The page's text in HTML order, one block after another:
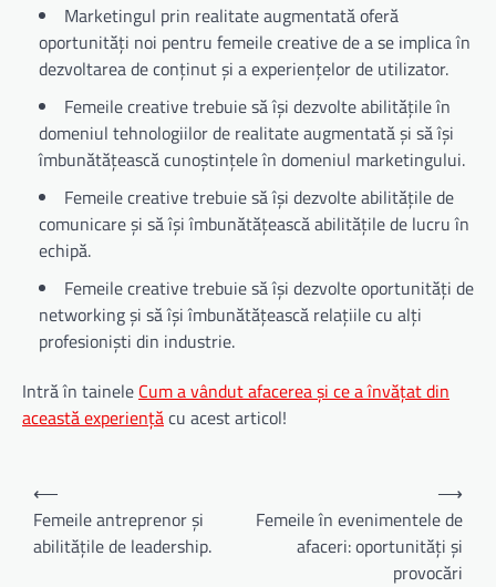
Marketingul prin realitate augmentată oferă
oportunități noi pentru femeile creative de a se implica în
dezvoltarea de conținut și a experiențelor de utilizator.
Femeile creative trebuie să își dezvolte abilitățile în
domeniul tehnologiilor de realitate augmentată și să își
îmbunătățească cunoștințele în domeniul marketingului.
Femeile creative trebuie să își dezvolte abilitățile de
comunicare și să își îmbunătățească abilitățile de lucru în
echipă.
Femeile creative trebuie să își dezvolte oportunități de
networking și să își îmbunătățească relațiile cu alți
profesioniști din industrie.
Intră în tainele Cum a vândut afacerea și ce a învățat din
această experiențăcu acest articol!
Navigare
în
articole
⟵
Femeile antreprenor și
abilitățile de leadership.
Femeile în evenimentele de
afaceri: oportunități și
provocări
⟶